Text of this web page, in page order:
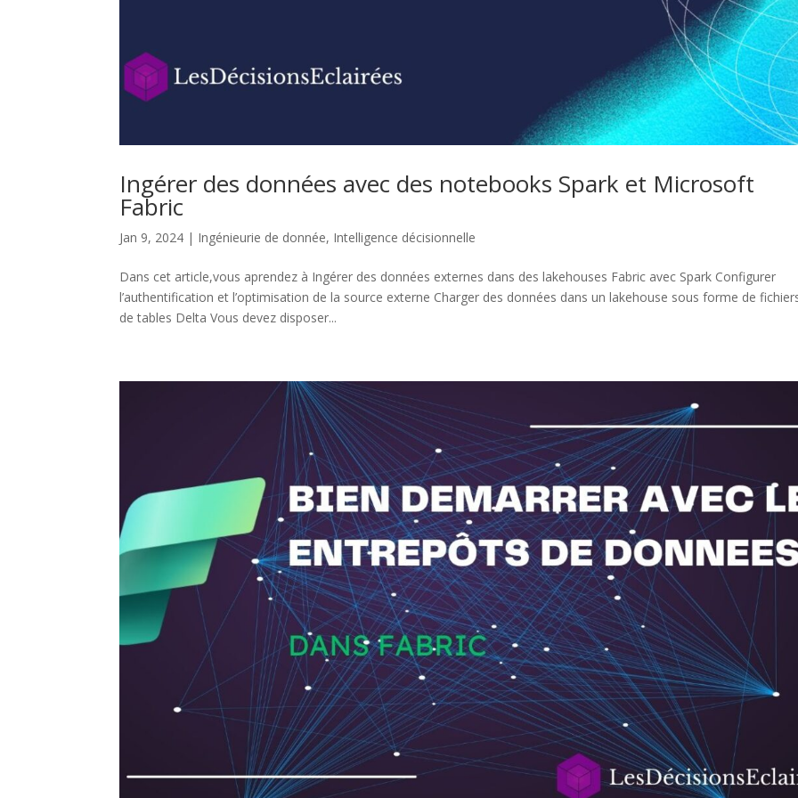
Ingérer des données avec des notebooks Spark et Microsoft
Fabric
Jan 9, 2024 | Ingénieurie de donnée, Intelligence décisionnelle
Dans cet article,vous aprendez à Ingérer des données externes dans des lakehouses Fabric avec Spark Configurer
l’authentification et l’optimisation de la source externe Charger des données dans un lakehouse sous forme de
de tables Delta Vous devez disposer...